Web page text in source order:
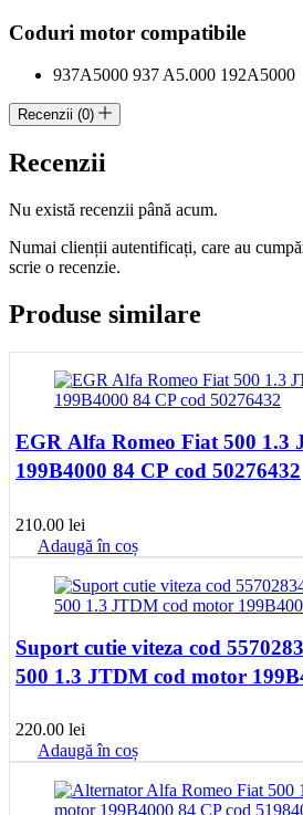
Coduri motor compatibile
937A5000 937 A5.000 192A5000
Recenzii (0)
Recenzii
Nu există recenzii până acum.
Numai clienții autentificați, care au
scrie o recenzie.
Produse similare
EGR Alfa Romeo Fiat 500 1.3
199B4000 84 CP cod 50276432
210.00 lei
Adaugă în coș
Suport cutie viteza cod
500 1.3 JTDM cod motor
220.00 lei
Adaugă în coș